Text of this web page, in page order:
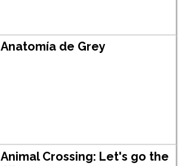
Anatomía de Grey
Animal Crossing: Let's go the